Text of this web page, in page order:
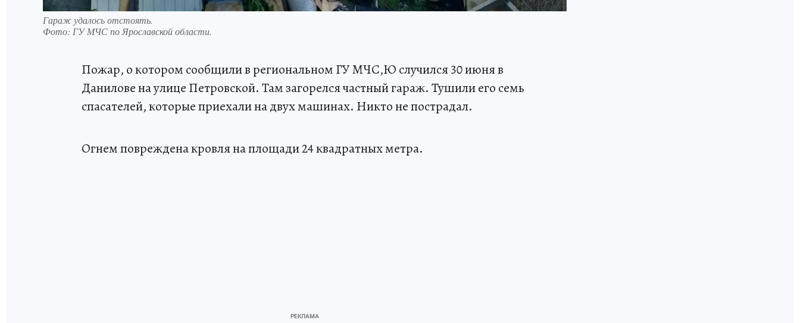
Гараж удалось отстоять.
Фото: ГУ МЧС по Ярославской области.
Пожар, о котором сообщили в региональном ГУ МЧС,Ю случился 30 июня в
Данилове на улице Петровской. Там загорелся частный гараж. Тушили его семь
спасателей, которые приехали на двух машинах. Никто не пострадал.
Огнем повреждена кровля на площади 24 квадратных метра.